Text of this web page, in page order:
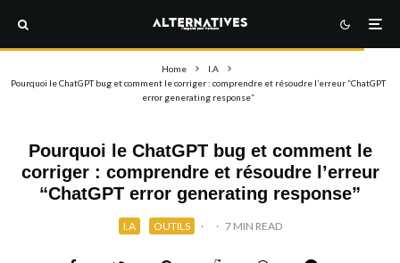
Home
I.A
Pourquoi le ChatGPT bug et comment le corriger : comprendre et résoudre l’erreur “ChatGPT
error generating response”
Pourquoi le ChatGPT bug et comment le
corriger : comprendre et résoudre l’erreur
“ChatGPT error generating response”
I.A OUTILS · · 7 MIN READ